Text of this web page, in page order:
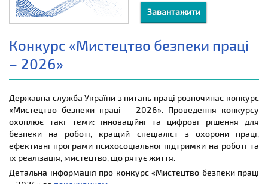
Завантажити
Конкурс «Мистецтво безпеки праці
– 2026»
Державна служба України з питань праці розпочинає конкурс
«Мистецтво безпеки праці – 2026». Проведення конкурсу
охоплює такі теми: інноваційні та цифрові рішення для
безпеки на роботі, кращий спеціаліст з охорони праці,
ефективні програми психосоціальної підтримки на роботі та
їх реалізація, мистецтво, що рятує життя.
Детальна інформація про конкурс «Мистецтво безпеки праці